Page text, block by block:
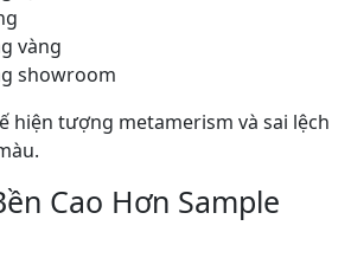
vàng
showroom
hiện tượng metamerism và sai lệch
Cao Hơn Sample